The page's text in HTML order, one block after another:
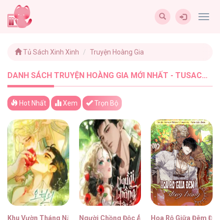
Tủ Sách Xinh Xinh Truyện Hoàng Gia
DANH SÁCH TRUYỆN HOÀNG GIA MỚI NHẤT - TUSACHXINHXINH (57)
Hot Nhất Xem Trọn Bộ
Khu Vườn Tháng Năm Người Chồng Độc Ác Hoa Rộ Giữa Đêm